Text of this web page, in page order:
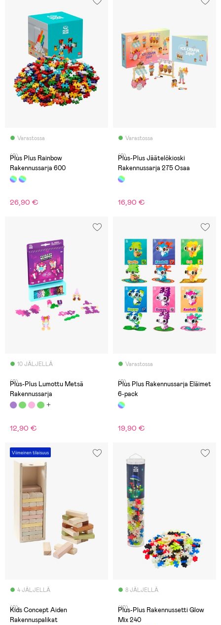
Varastossa
(0)
Plus Plus Rainbow
Rakennussarja 600
26,90 €
Varastossa
(0)
Plus-Plus Jäätelökioski
Rakennussarja 275 Osaa
16,90 €
10 JÄLJELLÄ
(0)
Plus-Plus Lumottu Metsä
Rakennussarja
12,90 €
Varastossa
(0)
Plus Plus Rakennussarja Eläimet
6-pack
19,90 €
Viimeinen tilaisuus
4 JÄLJELLÄ
(0)
Kids Concept Aiden
Rakennuspalikat
8 JÄLJELLÄ
(10)
Plus-Plus Rakennussetti Glow
Mix 240